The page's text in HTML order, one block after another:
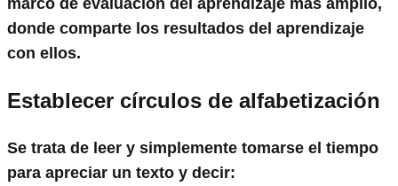
marco de evaluación del aprendizaje más amplio,
donde comparte los resultados del aprendizaje
con ellos.
Establecer círculos de alfabetización
Se trata de leer y simplemente tomarse el tiempo
para apreciar un texto y decir: